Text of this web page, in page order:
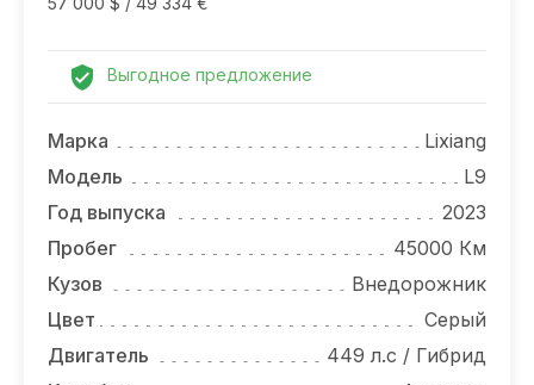
Выгодное предложение
Марка
Lixiang
Модель
L9
Год выпуска
2023
Пробег
45000 Км
Кузов
Внедорожник
Цвет
Серый
Двигатель
449 л.с / Гибрид